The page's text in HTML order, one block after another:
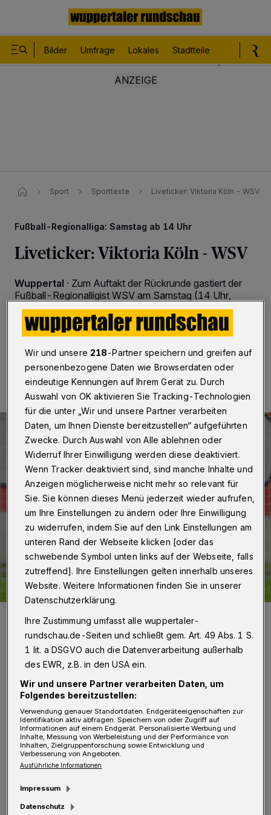
Bilder Umfrage Lokales Stadtteile
Sport Sporttexte Liveticker: Viktoria Köln - WSV
Fußball-Regionalliga: Samstag ab 14 Uhr
Liveticker: Viktoria Köln - WSV
Wuppertal · Zum Auftakt der Rückrunde gastiert der
Fußball-Regionalligist WSV am Samstag (14 Uhr,
Liveticker) beim Spitzenreiter Viktoria Köln.
26.11.2016 , 11:00 Uhr Eine Minute Lesezeit
Viktoria Köln in der Auftaktpartie zum 3:3-Ausgleich in der 92.
Minute.
Foto: Dirk Freund
Von Jörn Koldehoff
T abellarisch trennen beide Clubs gerade
Dimensionen. Kölns Toptorjäger Mike
Wir und unsere 218-Partner speichern und greifen auf
personenbezogene Daten wie Browserdaten oder
eindeutige Kennungen auf Ihrem Gerät zu. Durch
Auswahl von OK aktivieren Sie Tracking-Technologien
für die unter „Wir und unsere Partner verarbeiten
Daten, um Ihnen Dienste bereitzustellen“ aufgeführten
Zwecke. Durch Auswahl von Alle ablehnen oder
Widerruf Ihrer Einwilligung werden diese deaktiviert.
Wenn Tracker deaktiviert sind, sind manche Inhalte und
Anzeigen möglicherweise nicht mehr so relevant für
Sie. Sie können dieses Menü jederzeit wieder aufrufen,
um Ihre Einstellungen zu ändern oder Ihre Einwilligung
zu widerrufen, indem Sie auf den Link Einstellungen am
unteren Rand der Webseite klicken [oder das
schwebende Symbol unten links auf der Webseite, falls
zutreffend]. Ihre Einstellungen gelten innerhalb unseres
Website. Weitere Informationen finden Sie in unserer
Datenschutzerklärung.
Ihre Zustimmung umfasst alle wuppertaler-
rundschau.de-Seiten und schließt gem. Art. 49 Abs. 1 S.
1 lit. a DSGVO auch die Datenverarbeitung außerhalb
des EWR, z.B. in den USA ein.
Wir und unsere Partner verarbeiten Daten, um
Folgendes bereitzustellen:
Verwendung genauer Standortdaten. Endgeräteeigenschaften zur
Identifikation aktiv abfragen. Speichern von oder Zugriff auf
Informationen auf einem Endgerät. Personalisierte Werbung und
Inhalte, Messung von Werbeleistung und der Performance von
Inhalten, Zielgruppenforschung sowie Entwicklung und
Verbesserung von Angeboten.
Ausführliche Informationen
Impressum
Datenschutz